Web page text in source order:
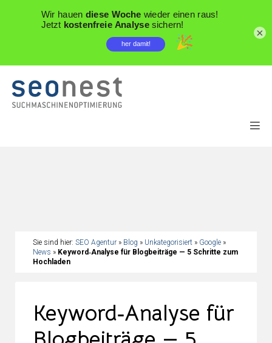
Sie sind hier: SEO Agentur » Blog » Unkategorisiert » Google »
News » Keyword‑Analyse für Blogbeiträge — 5 Schritte zum
Hochladen
Keyword‑Analyse für
×